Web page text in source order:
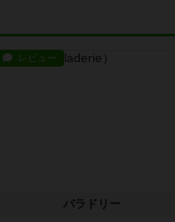
レビュー
バラドリー